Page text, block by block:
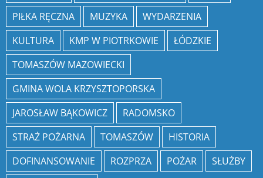
PIŁKA RĘCZNA
MUZYKA
WYDARZENIA
KULTURA
KMP W PIOTRKOWIE
ŁÓDZKIE
TOMASZÓW MAZOWIECKI
GMINA WOLA KRZYSZTOPORSKA
JAROSŁAW BĄKOWICZ
RADOMSKO
STRAŻ POŻARNA
TOMASZÓW
HISTORIA
DOFINANSOWANIE
ROZPRZA POŻAR
SŁUŻBY